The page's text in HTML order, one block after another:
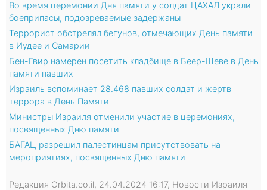
Во время церемонии Дня памяти у солдат ЦАХАЛ украли
боеприпасы, подозреваемые задержаны
Террорист обстрелял бегунов, отмечающих День памяти
в Иудее и Самарии
Бен-Гвир намерен посетить кладбище в Беер-Шеве в День
памяти павших
Израиль вспоминает 28.468 павших солдат и жертв
террора в День Памяти
Министры Израиля отменили участие в церемониях,
посвященных Дню памяти
БАГАЦ разрешил палестинцам присутствовать на
мероприятиях, посвященных Дню памяти
Редакция Orbita.co.il, 24.04.2024 16:17, Новости Израиля